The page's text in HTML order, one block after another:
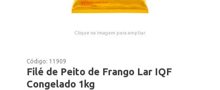
Clique na imagem para ampliar.
Código: 11909
Filé de Peito de Frango Lar IQF
Congelado 1kg